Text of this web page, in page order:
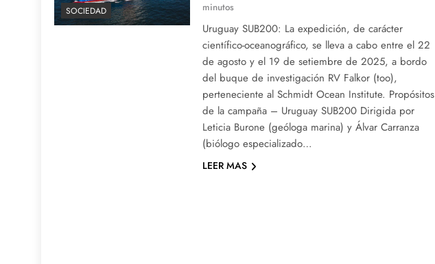
SOCIEDAD
minutos
Uruguay SUB200: La expedición, de carácter
científico-oceanográfico, se lleva a cabo entre el 22
de agosto y el 19 de setiembre de 2025, a bordo
del buque de investigación RV Falkor (too),
perteneciente al Schmidt Ocean Institute. Propósitos
de la campaña – Uruguay SUB200 Dirigida por
Leticia Burone (geóloga marina) y Álvar Carranza
(biólogo especializado…
LEER MAS